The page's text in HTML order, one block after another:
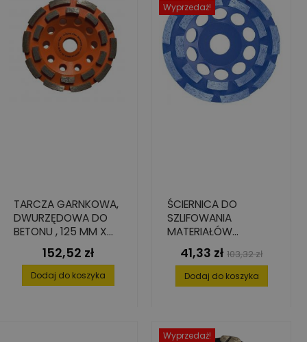
TARCZA GARNKOWA,
DWURZĘDOWA DO
BETONU , 125 MM X
22.23 MM X 7 MM
Cena
152,52 zł
Dodaj do koszyka
Wyprzedaż!
ŚCIERNICA DO
SZLIFOWANIA
MATERIAŁÓW
ABRAZYJNYCH, 125
MM X 22.2 MM, ILOŚĆ
SEG: DWA RZĘDY
Cena
41,33 zł Cena
podstawowa
103,32 zł
Dodaj do koszyka
Wyprzedaż!